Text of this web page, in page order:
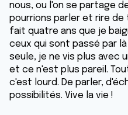
nous, ou l'on se partage
pourrions parler et rire de
fait quatre ans que je
ceux qui sont passé par
seule, je ne vis plus avec
et ce n'est plus pareil.
c'est lourd. De parler,
possibilités. Vive la vie !